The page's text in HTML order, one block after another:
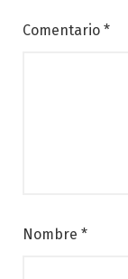
Comentario *
Nombre *